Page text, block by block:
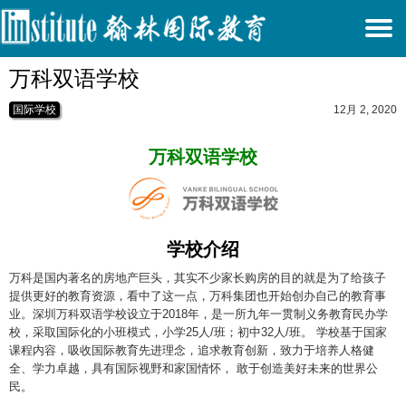
万科双语学校
国际学校 12月 2, 2020
万科双语学校
学校介绍
万科是国内著名的房地产巨头，其实不少家长购房的目的就是为了给孩子
提供更好的教育资源，看中了这一点，万科集团也开始创办自己的教育事
业。深圳万科双语学校设立于2018年，是一所九年一贯制义务教育民办学
校，采取国际化的小班模式，小学25人/班；初中32人/班。 学校基于国家
课程内容，吸收国际教育先进理念，追求教育创新，致力于培养人格健
全、学力卓越，具有国际视野和家国情怀， 敢于创造美好未来的世界公
民。